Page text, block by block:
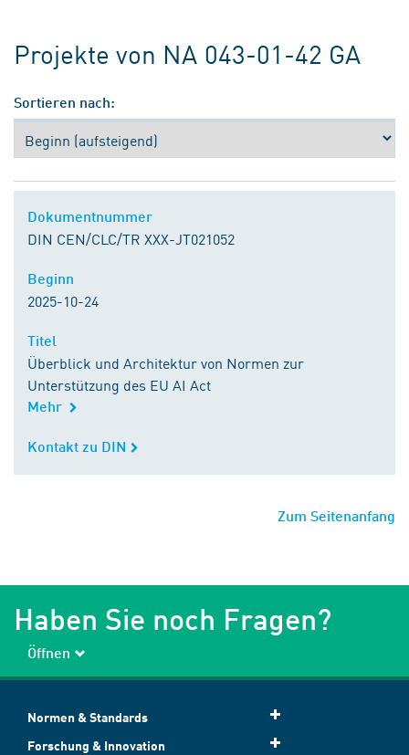
Projekte von NA 043-01-42 GA
Sortieren nach:
Dokumentnummer
DIN CEN/CLC/TR XXX-JT021052
Beginn
2025-10-24
Titel
Überblick und Architektur von Normen zur
Unterstützung des EU AI Act
Mehr
Kontakt zu DIN
Kontakt zu DIN
Zum Seitenanfang
Haben Sie noch Fragen?
Öffnen
Normen & Standards
Forschung & Innovation